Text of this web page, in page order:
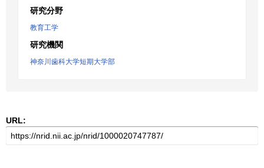
研究分野
教育工学
研究機関
神奈川歯科大学短期大学部
URL: